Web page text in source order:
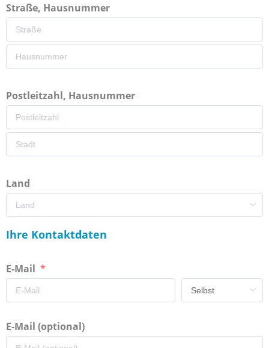
Straße, Hausnummer
Postleitzahl, Hausnummer
Land
Ihre Kontaktdaten
E-Mail
E-Mail (optional)